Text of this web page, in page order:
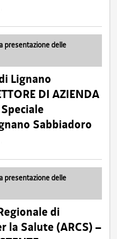
presentazione delle
Lignano
DI AZIENDA
Sabbiadoro
presentazione delle
di
la Salute (ARCS) –